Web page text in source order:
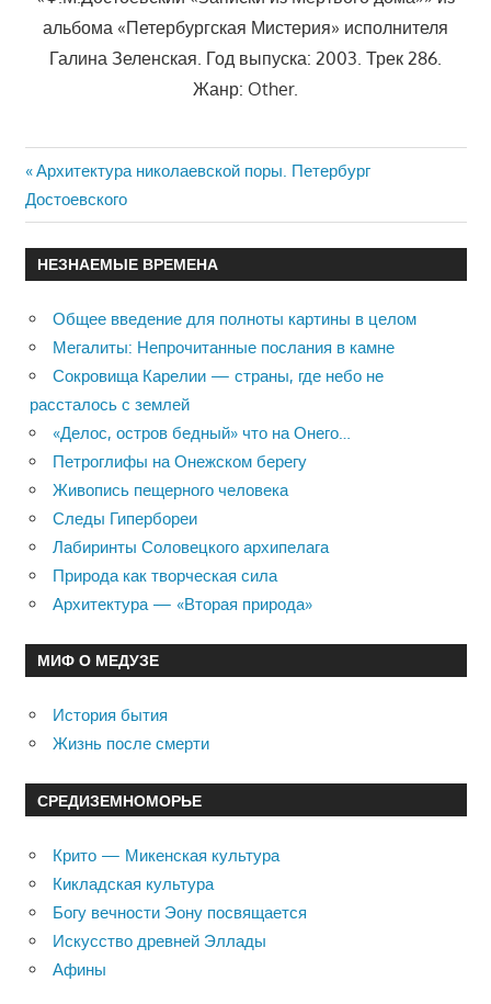
альбома «Петербургская Мистерия» исполнителя
Галина Зеленская. Год выпуска: 2003. Трек 286.
Жанр: Other.
Навигация
по
записям
Previous
Post:
Архитектура николаевской поры. Петербург
Достоевского
НЕЗНАЕМЫЕ ВРЕМЕНА
Общее введение для полноты картины в целом
Мегалиты: Непрочитанные послания в камне
Сокровища Карелии — страны, где небо не
рассталось с землей
«Делос, остров бедный» что на Онего…
Петроглифы на Онежском берегу
Живопись пещерного человека
Следы Гипербореи
Лабиринты Соловецкого архипелага
Природа как творческая сила
Архитектура — «Вторая природа»
МИФ О МЕДУЗЕ
История бытия
Жизнь после смерти
СРЕДИЗЕМНОМОРЬЕ
Крито — Микенская культура
Кикладская культура
Богу вечности Эону посвящается
Искусство древней Эллады
Афины